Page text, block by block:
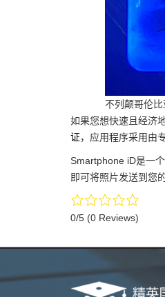
不列颠哥伦
如果您想快速且经济
证，应用程序采用由
Smartphone iD是一
即可将照片发送到您
0/5 (0 Reviews)